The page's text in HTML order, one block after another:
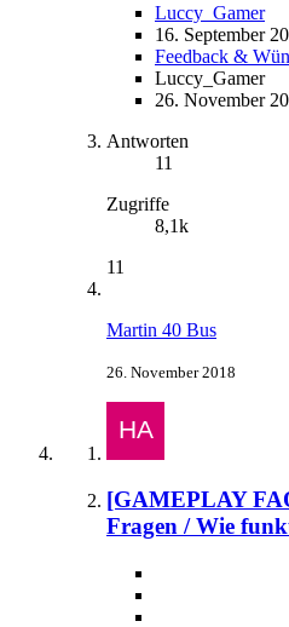
Luccy_Gamer
16. September
Feedback &
Luccy_Gamer
26. November
Antworten
11
Zugriffe
8,1k
11
Martin 40 Bus
26. November 2018
[GAMEPLAY
Fragen / Wie